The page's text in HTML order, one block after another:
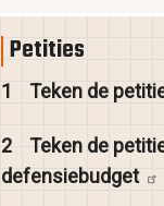
Petities
1Teken de
2Teken de
defensiebudget